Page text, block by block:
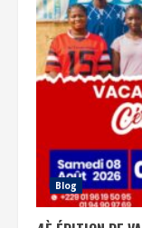
Blog